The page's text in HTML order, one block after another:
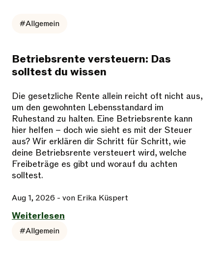
#Allgemein
Betriebsrente versteuern: Das
solltest du wissen
Die gesetzliche Rente allein reicht oft nicht aus,
um den gewohnten Lebensstandard im
Ruhestand zu halten. Eine Betriebsrente kann
hier helfen – doch wie sieht es mit der Steuer
aus? Wir erklären dir Schritt für Schritt, wie
deine Betriebsrente versteuert wird, welche
Freibeträge es gibt und worauf du achten
solltest.
Aug 1, 2026 - von Erika Küspert
Weiterlesen
#Allgemein